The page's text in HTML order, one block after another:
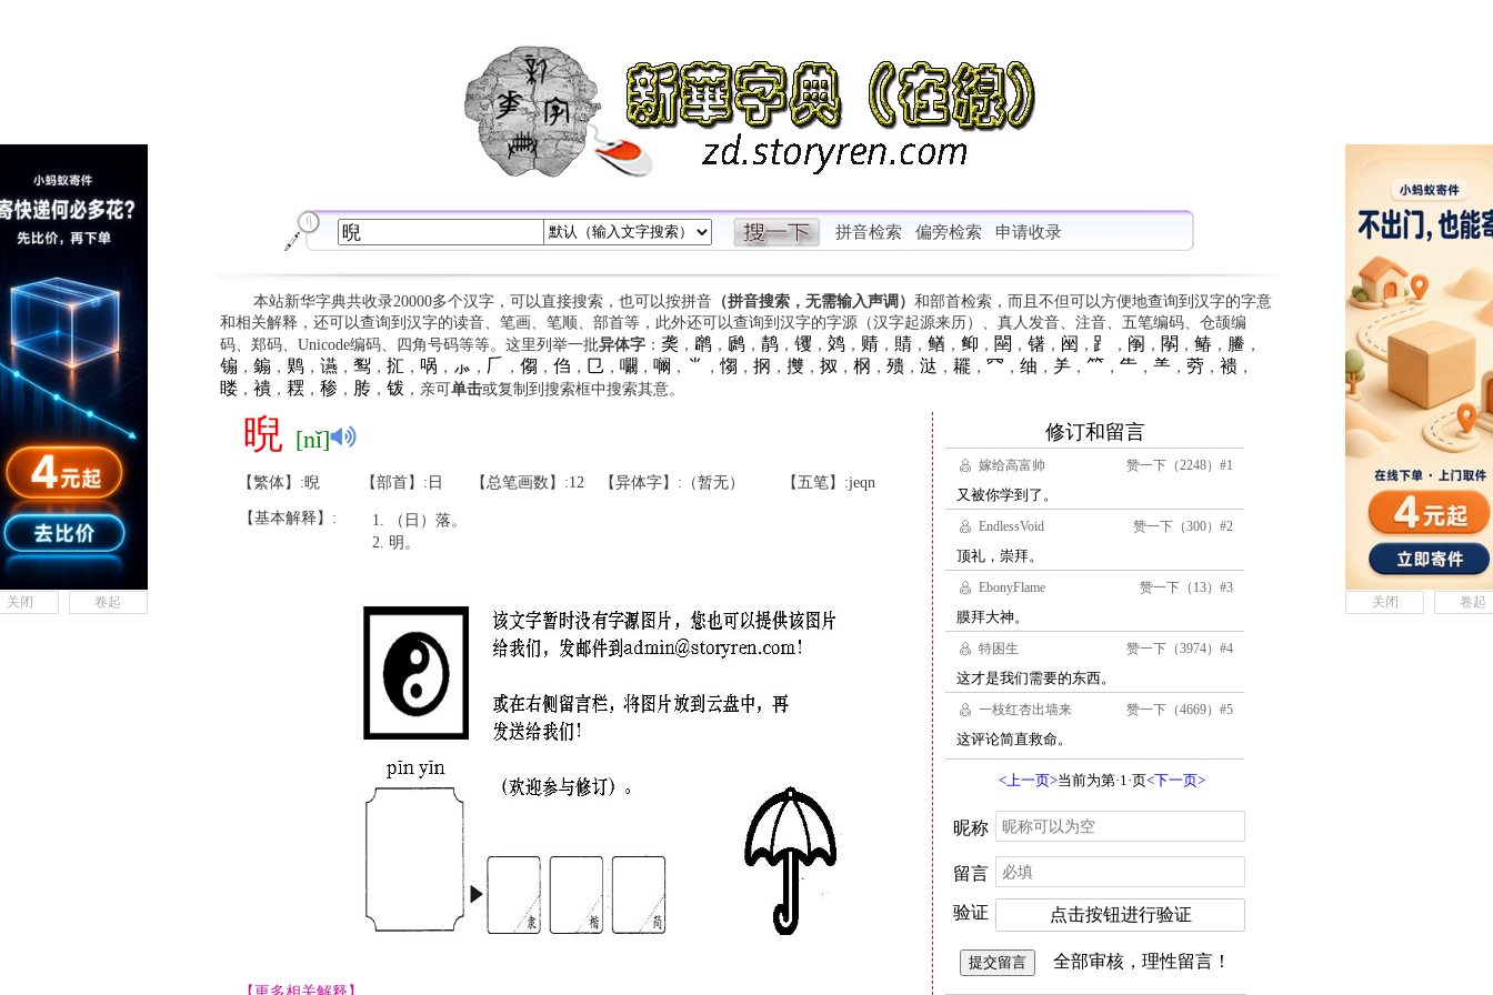
拼音检索 偏旁检索 申请收录
本站新华字典共收录20000多个汉字，可以直接搜索，也可以按拼音（拼音搜索，无需输入声调） 和部首检索，而且不但可以方便地查询到汉字的字意
和相关解释，还可以查询到汉字的读音、笔画、笔顺、部首等，此外还可以查询到汉字的字源（汉字起源来历）、真人发音、注音、五笔编码、仓颉编
码、郑码、Unicode编码、四角号码等等。这里列举一批异体字： 䶮 ， 䴙， 䴘， 䴖， 䦆， 䴔， 䞍， 䝼， 䲡 ， 䲟 ， 䦟 ， 䦃， 䦷 ， ⻊ ， 䦶 ， 䦛 ， 䲠 ， 䲢 ，
䦂 ， 䥇 ， 䴗， 䜩， 䴕， 㧟 ， 㖞 ， ⺗ ， 𠂆 ， 㑳 ， 㑇 ， 㔾 ， 㘚 ， 㘎 ， ⺌ ， 㥮 ， 㧏 ， 㩳， 㧐 ， 㭎 ， 㱮， 㳠 ， 䎱 ， ⺳ ， 䌷 ， ⺶， ⺮ ， ⺧， ⺷， 䓖， 䙌，
䁖， 䙡， 䎬 ， 䅟， 䏝， 䥽，亲可单击或复制到搜索框中搜索其意。
晲 [nǐ]
【繁体】:晲 【部首】:日 【总笔画数】:12 【异体字】:（暂无） 【五笔】:jeqn
【基本解释】:
（日）落。
明。
关闭 卷起 关闭 卷起